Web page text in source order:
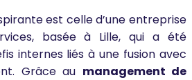
est celle d’une entreprise
basée à Lille, qui a été
internes liés à une fusion avec
Grâce au management de